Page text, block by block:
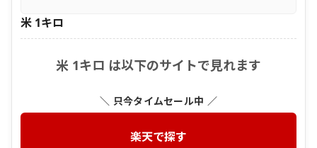
米 1キロ
米 1キロ は以下のサイトで見れます
＼ 只今タイムセール中 ／
楽天で探す